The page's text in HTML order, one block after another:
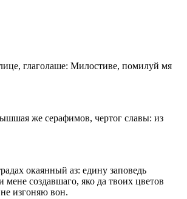
глаголаше: Милостиве, помилуй мя
же серафимов, чертог славы: из
окаянный аз: едину заповедь
создавшаго, яко да твоих цветов
изгоняю вон.